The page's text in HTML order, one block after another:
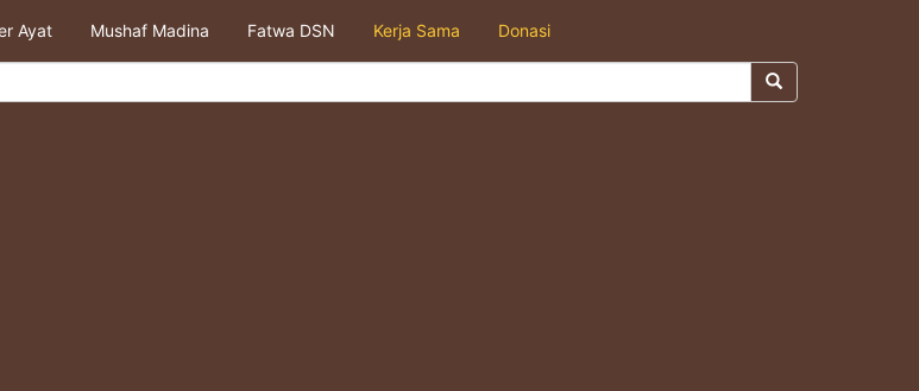
Ayat Mushaf Madina Fatwa DSN Kerja Sama Donasi